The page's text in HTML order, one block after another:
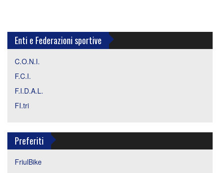
Enti e Federazioni sportive
C.O.N.I.
F.C.I.
F.I.D.A.L.
FI.tri
Preferiti
FriulBike